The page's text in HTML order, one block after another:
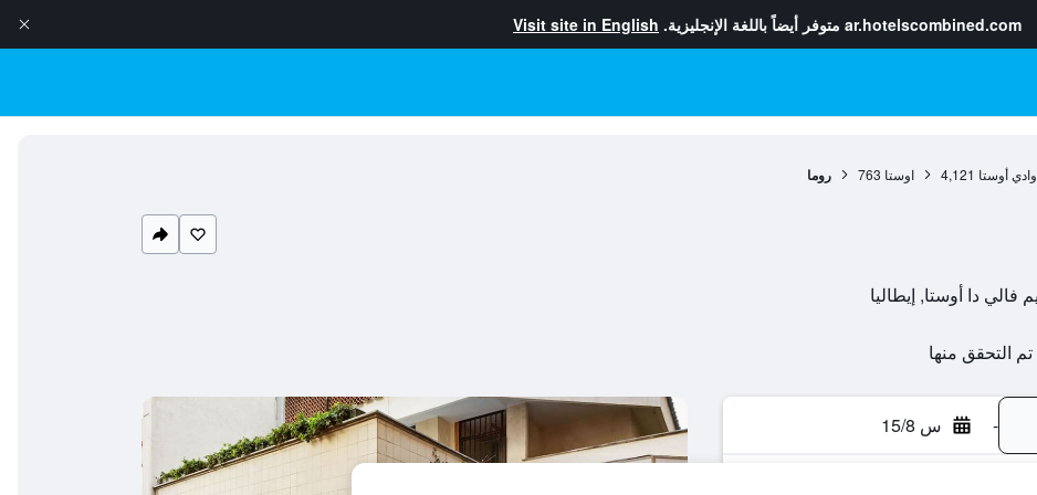
ar.hotelscombined.com متوفر أيضاً باللغة الإنجليزية. Visit site in English
وادي أوستا 4,121 اوستا 763 روما
- س 15/8